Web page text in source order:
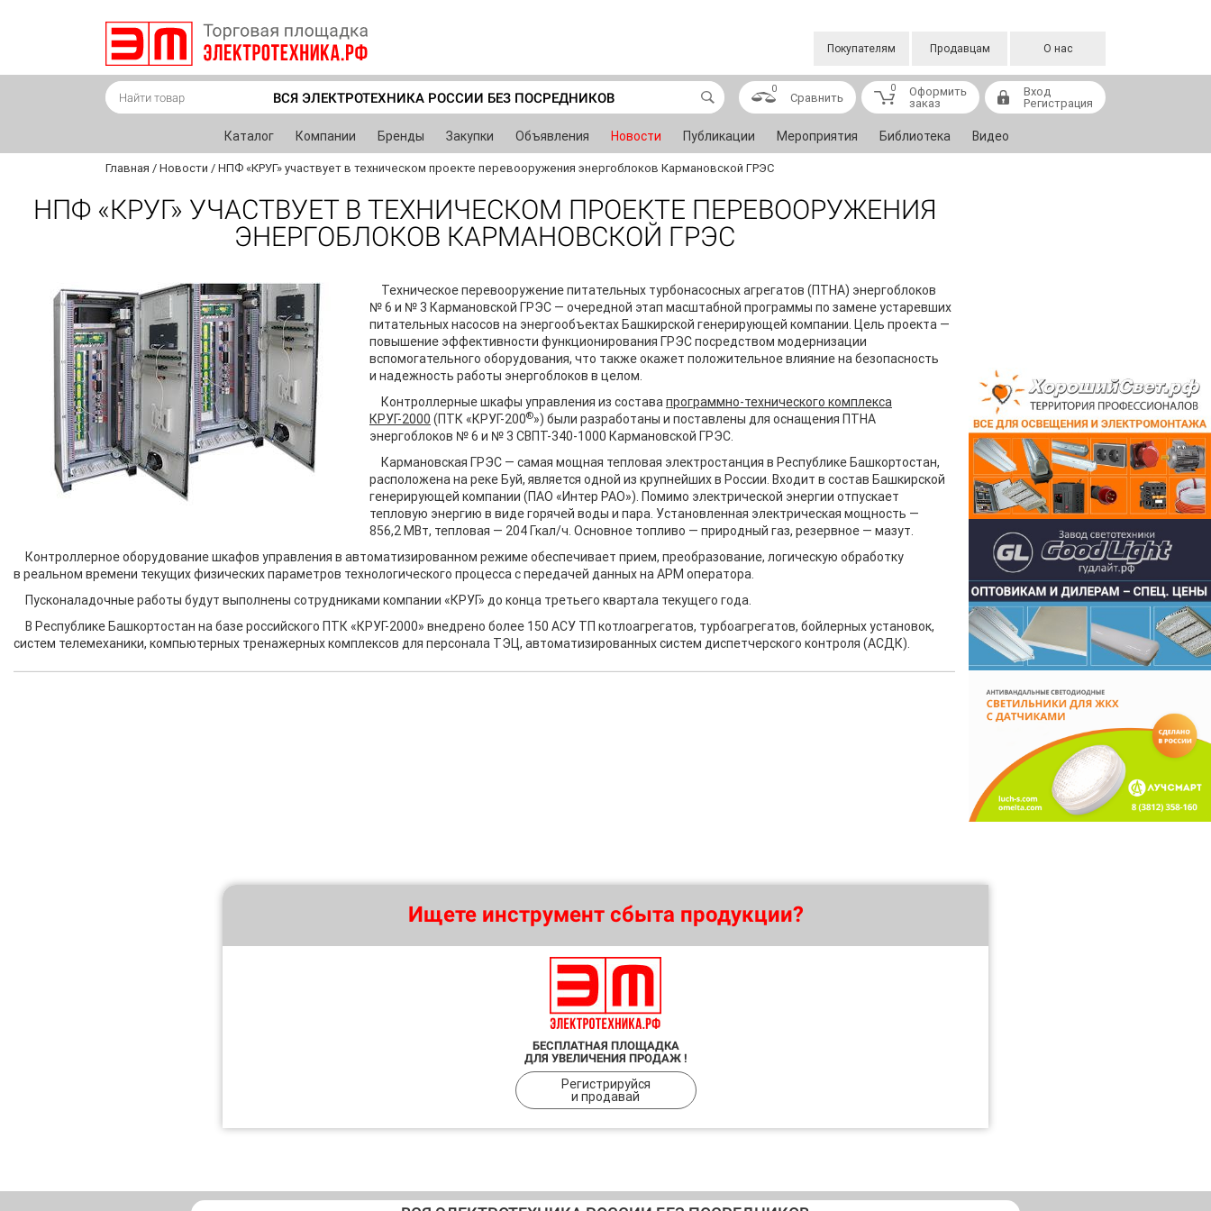
Покупателям Продавцам О нас
ВСЯ ЭЛЕКТРОТЕХНИКА РОССИИ БЕЗ ПОСРЕДНИКОВ
0
Сравнить
0
Оформить
заказ
Вход
Регистрация
Каталог Компании Бренды Закупки Объявления Новости Публикации Мероприятия Библиотека Видео
Главная / Новости / НПФ «КРУГ» участвует в техническом проекте перевооружения энергоблоков Кармановской ГРЭС
НПФ «КРУГ» УЧАСТВУЕТ В ТЕХНИЧЕСКОМ ПРОЕКТЕ ПЕРЕВООРУЖЕНИЯ
ЭНЕРГОБЛОКОВ КАРМАНОВСКОЙ ГРЭС
Техническое перевооружение питательных турбонасосных агрегатов (ПТНА) энергоблоков
№ 6 и № 3 Кармановской ГРЭС — очередной этап масштабной программы по замене устаревших
питательных насосов на энергообъектах Башкирской генерирующей компании. Цель проекта —
повышение эффективности функционирования ГРЭС посредством модернизации
вспомогательного оборудования, что также окажет положительное влияние на безопасность
и надежность работы энергоблоков в целом.
Контроллерные шкафы управления из состава программно-технического комплекса
КРУГ-2000 (ПТК «КРУГ-200®») были разработаны и поставлены для оснащения ПТНА
энергоблоков № 6 и № 3 СВПТ-340-1000 Кармановской ГРЭС.
Кармановская ГРЭС — самая мощная тепловая электростанция в Республике Башкортостан,
расположена на реке Буй, является одной из крупнейших в России. Входит в состав Башкирской
генерирующей компании (ПАО «Интер РАО»). Помимо электрической энергии отпускает
тепловую энергию в виде горячей воды и пара. Установленная электрическая мощность —
856,2 МВт, тепловая — 204 Гкал/ч. Основное топливо — природный газ, резервное — мазут.
Контроллерное оборудование шкафов управления в автоматизированном режиме обеспечивает прием, преобразование, логическую обработку
в реальном времени текущих физических параметров технологического процесса с передачей данных на АРМ оператора.
Пусконаладочные работы будут выполнены сотрудниками компании «КРУГ» до конца третьего квартала текущего года.
В Республике Башкортостан на базе российского ПТК «КРУГ-2000» внедрено более 150 АСУ ТП котлоагрегатов, турбоагрегатов, бойлерных установок,
систем телемеханики, компьютерных тренажерных комплексов для персонала ТЭЦ, автоматизированных систем диспетчерского контроля (АСДК).
Ищете инструмент сбыта продукции?
БЕСПЛАТНАЯ ПЛОЩАДКА
ДЛЯ УВЕЛИЧЕНИЯ ПРОДАЖ !
Регистрируйся
и продавай